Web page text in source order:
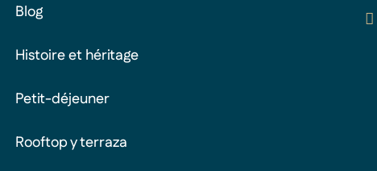
Blog
Histoire et héritage
Petit-déjeuner
Rooftop y terraza